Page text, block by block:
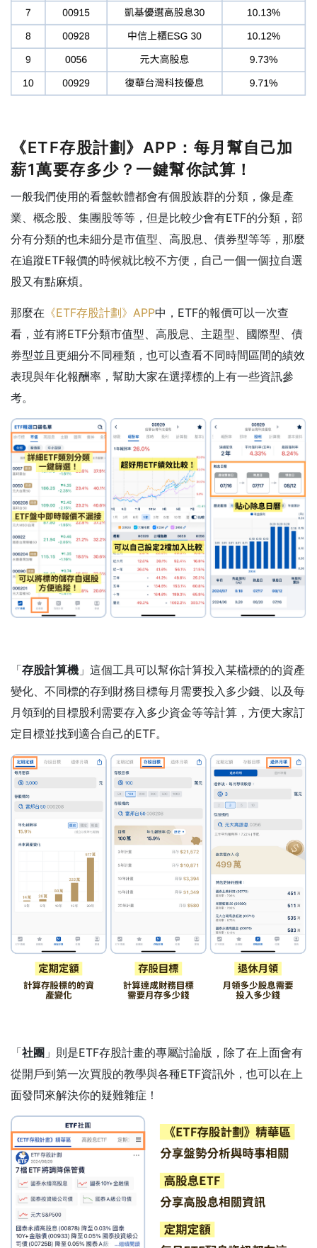
《ETF存股計劃》APP：每月幫自己加
薪1萬要存多少？一鍵幫你試算！
一般我們使用的看盤軟體都會有個股族群的分類，像是產
業、概念股、集團股等等，但是比較少會有ETF的分類，部
分有分類的也未細分是市值型、高股息、債券型等等，那麼
在追蹤ETF報價的時候就比較不方便，自己一個一個拉自選
股又有點麻煩。
那麼在 《ETF存股計劃》APP中，ETF的報價可以一次查
看，並有將ETF分類市值型、高股息、主題型、國際型、債
券型並且更細分不同種類，也可以查看不同時間區間的績效
表現與年化報酬率，幫助大家在選擇標的上有一些資訊參
考。
「存股計算機 」這個工具可以幫你計算投入某檔標的的資產
變化、不同標的存到財務目標每月需要投入多少錢、以及每
月領到的目標股利需要存入多少資金等等計算，方便大家訂
定目標並找到適合自己的ETF。
「社團 」則是ETF存股計畫的專屬討論版，除了在上面會有
從開戶到第一次買股的教學與各種ETF資訊外，也可以在上
面發問來解決你的疑難雜症！